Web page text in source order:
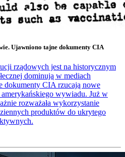
Ujawniono tajne dokumenty CIA
rządowych jest na historycznym
dominują w mediach
dokumenty CIA rzucają nowe
amerykańskiego wywiadu. Już w
rozważała wykorzystanie
produktów do ukrytego